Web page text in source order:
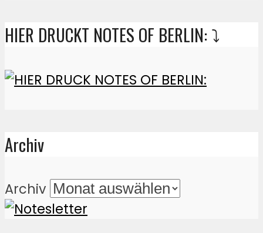
HIER DRUCKT NOTES OF BERLIN: ⤵️
Archiv
Archiv